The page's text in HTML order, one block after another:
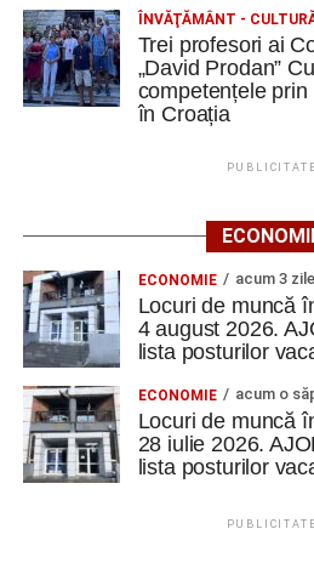
ÎNVĂŢĂMÂNT -
Trei profesori ai
„David Prodan”
competențele
în Croația
PUBLICITATE
ECONOMIE acum 3 zile
Locuri de muncă
4 august 2026.
lista posturilor
ECONOMIE acum o
Locuri de muncă
28 iulie 2026.
lista posturilor
PUBLICITATE